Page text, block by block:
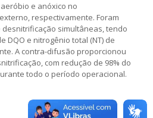
e anóxico no
respectivamente. Foram
simultâneas, tendo
DQO e nitrogênio total (NT) de
A contra-difusão proporcionou
com redução de 98% do
todo o período operacional.